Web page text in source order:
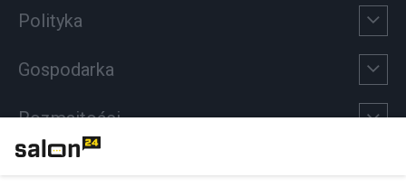
Polityka
Gospodarka
Rozmaitości